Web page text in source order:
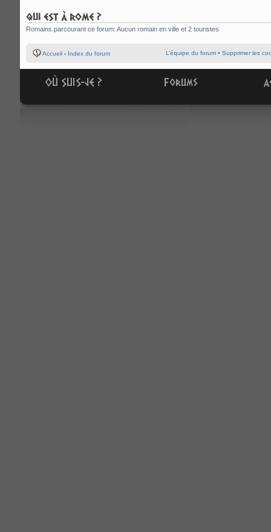
QUI EST À ROME ?
Romains parcourant ce forum: Aucun romain en ville et 2 touristes
Accueil ‹ Index du forum L’équipe du forum • Supprimer les
OÙ SUIS-JE ? Forums